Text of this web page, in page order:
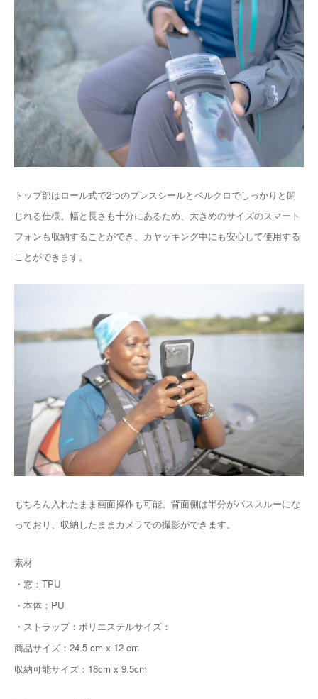
トップ部はロール式で2つのプレスシールとベルクロでしっかりと閉
じれる仕様。幅と長さも十分にあるため、大きめのサイズのスマート
フォンも収納することができ、カヤッキング中にも安心して使用する
ことができます。
もちろん入れたまま画面操作も可能。背面側は半分がパススルーにな
っており、収納したままカメラでの撮影ができます。
素材
・窓：TPU
・本体：PU
・ストラップ：ポリエステルサイズ：
商品サイズ：24.5 cm x 12 cm
収納可能サイズ：18cm x 9.5cm